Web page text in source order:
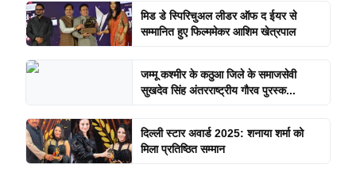
मिड डे स्पिरिचुअल लीडर ऑफ द ईयर से
सम्मानित हुए फिल्ममेकर आशिम खेत्रपाल
जम्मू कश्मीर के कठुआ जिले के समाजसेवी
सुखदेव सिंह अंतरराष्ट्रीय गौरव पुरस्क...
दिल्ली स्टार अवार्ड 2025: शनाया शर्मा को
मिला प्रतिष्ठित सम्मान